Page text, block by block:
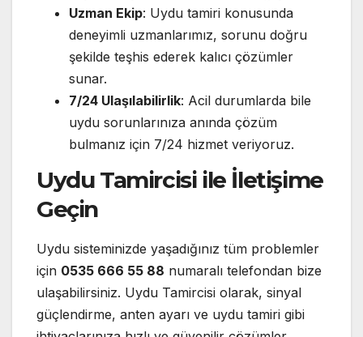
Uzman Ekip: Uydu tamiri konusunda
deneyimli uzmanlarımız, sorunu doğru
şekilde teşhis ederek kalıcı çözümler
sunar.
7/24 Ulaşılabilirlik: Acil durumlarda bile
uydu sorunlarınıza anında çözüm
bulmanız için 7/24 hizmet veriyoruz.
Uydu Tamircisi ile İletişime
Geçin
Uydu sisteminizde yaşadığınız tüm problemler
için 0535 666 55 88 numaralı telefondan bize
ulaşabilirsiniz. Uydu Tamircisi olarak, sinyal
güçlendirme, anten ayarı ve uydu tamiri gibi